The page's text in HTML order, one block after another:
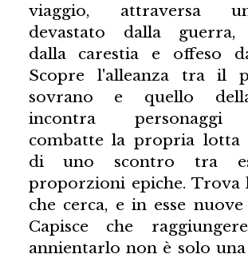
viaggio, attraversa
devastato dalla
dalla carestia e offeso
Scopre l'alleanza tra il
sovrano e quello
incontra personaggi
combatte la propria lotta
di uno scontro tra
proporzioni epiche. Trova
che cerca, e in esse
Capisce che
annientarlo non è solo